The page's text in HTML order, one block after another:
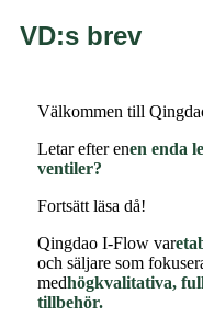
VD:s brev
Välkommen till
Letar efter enen enda
ventiler?
Fortsätt läsa då!
Qingdao I-Flow var
och säljare som
medhögkvalitativa,
tillbehör.